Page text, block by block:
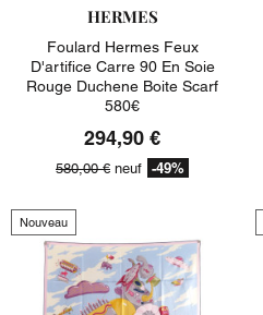
HERMES
Foulard Hermes Feux
D'artifice Carre 90 En Soie
Rouge Duchene Boite Scarf
580€
294,90 €
580,00 € neuf -49%
Nouveau